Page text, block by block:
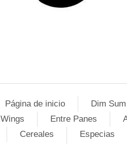
Página de inicio Dim Sum
Wings
Entre Panes
Cereales
Especias